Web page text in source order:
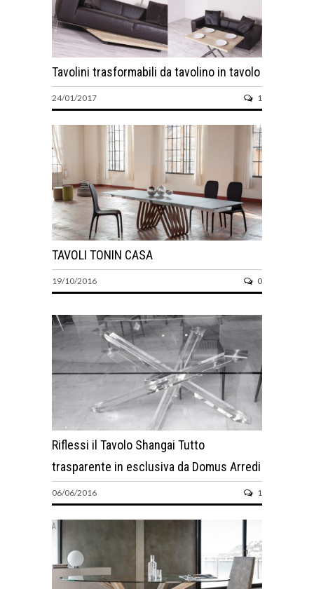
Tavolini trasformabili da tavolino in tavolo
24/01/2017 1
TAVOLI TONIN CASA
19/10/2016 0
Riflessi il Tavolo Shangai Tutto
trasparente in esclusiva da Domus Arredi
06/06/2016 1